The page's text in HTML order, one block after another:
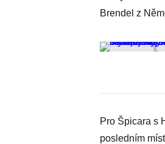
Brendel z
Pro Špicara s
posledním